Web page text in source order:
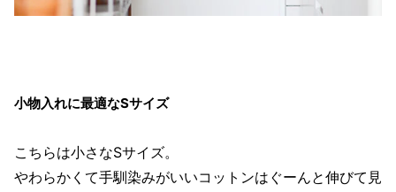
小物入れに最適なSサイズ
こちらは小さなSサイズ。
やわらかくて手馴染みがいいコットンはぐーんと伸びて見